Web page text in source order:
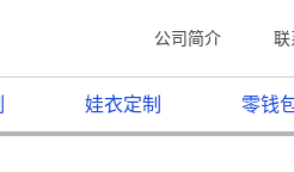
公司简介 联
娃衣定制 零钱